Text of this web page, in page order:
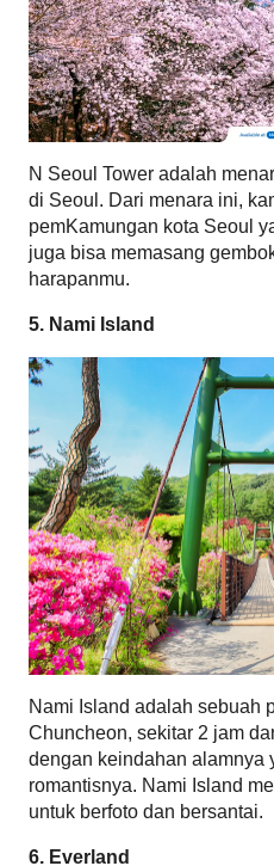
N Seoul Tower adalah
di Seoul. Dari menara ini,
pemKamungan kota Seoul
juga bisa memasang
harapanmu.
5. Nami Island
Nami Island adalah sebuah
Chuncheon, sekitar 2 jam
dengan keindahan alamnya
romantisnya. Nami Island
untuk berfoto dan bersantai.
6. Everland